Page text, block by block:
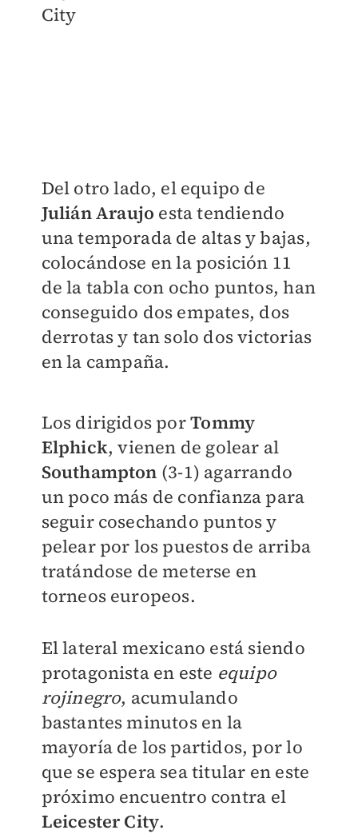
City
Del otro lado, el equipo de
Julián Araujo esta tendiendo
una temporada de altas y bajas,
colocándose en la posición 11
de la tabla con ocho puntos,han
conseguido dos empates, dos
derrotas y tan solo dos victorias
en la campaña.
Los dirigidos porTommy
Elphick, vienen de golear al
Southampton (3-1) agarrando
un poco más de confianza para
seguir cosechando puntos y
pelear por los puestos de arriba
tratándose de meterse en
torneos europeos.
El lateral mexicano está siendo
protagonista en este equipo
rojinegro, acumulando
bastantes minutos en la
mayoría de los partidos, por lo
que se espera sea titular en este
próximo encuentro contra el
Leicester City.